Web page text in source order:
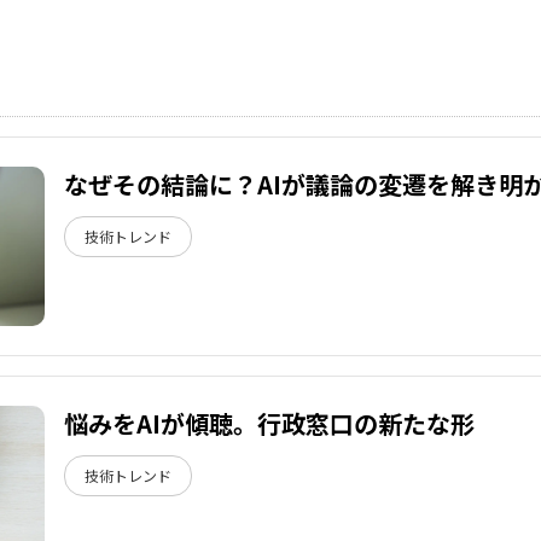
なぜその結論に？AIが議論の変遷を解き明
技術トレンド
悩みをAIが傾聴。行政窓口の新たな形
技術トレンド